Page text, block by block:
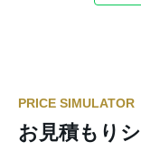
PRICE SIMULATOR
お見積もり